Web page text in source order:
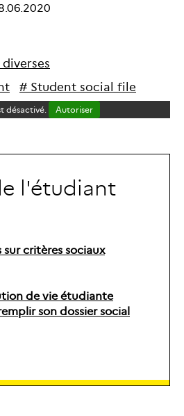
diverses
t # Student socia fi e
désactivé. Autoriser
e l'étudiant
sur critères sociaux
de vie étudiante
son dossier social